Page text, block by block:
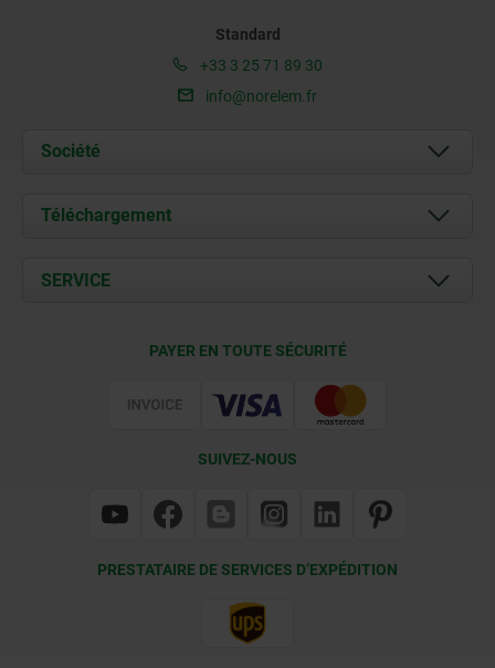
Standard
+33 3 25 71 89 30
info@norelem.fr
Société
À propos de nous
Contact
Téléchargement
Documents
SERVICE
PAYER EN TOUTE SÉCURITÉ
SUIVEZ-NOUS
PRESTATAIRE DE SERVICES D’EXPÉDITION